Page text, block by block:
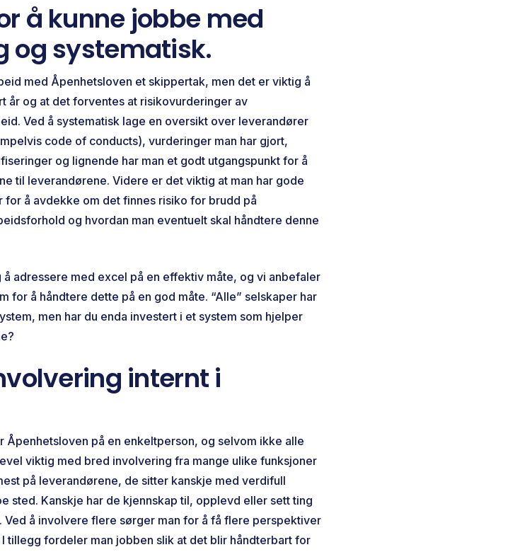
å kunne jobbe med
og systematisk.
med Åpenhetsloven et skippertak, men det er viktig å
år og at det forventes at risikovurderinger av
Ved å systematisk lage en oversikt over leverandører
code of conducts), vurderinger man har gjort,
og lignende har man et godt utgangspunkt for å
til leverandørene. Videre er det viktig at man har gode
for å avdekke om det finnes risiko for brudd på
og hvordan man eventuelt skal håndtere denne
adressere med excel på en effektiv måte, og vi anbefaler
for å håndtere dette på en god måte. “Alle” selskaper har
men har du enda investert i et system som hjelper
internt i
Åpenhetsloven på en enkeltperson, og selvom ikke alle
viktig med bred involvering fra mange ulike funksjoner
på leverandørene, de sitter kanskje med verdifull
sted. Kanskje har de kjennskap til, opplevd eller sett ting
å involvere flere sørger man for å få flere perspektiver
tillegg fordeler man jobben slik at det blir håndterbart for